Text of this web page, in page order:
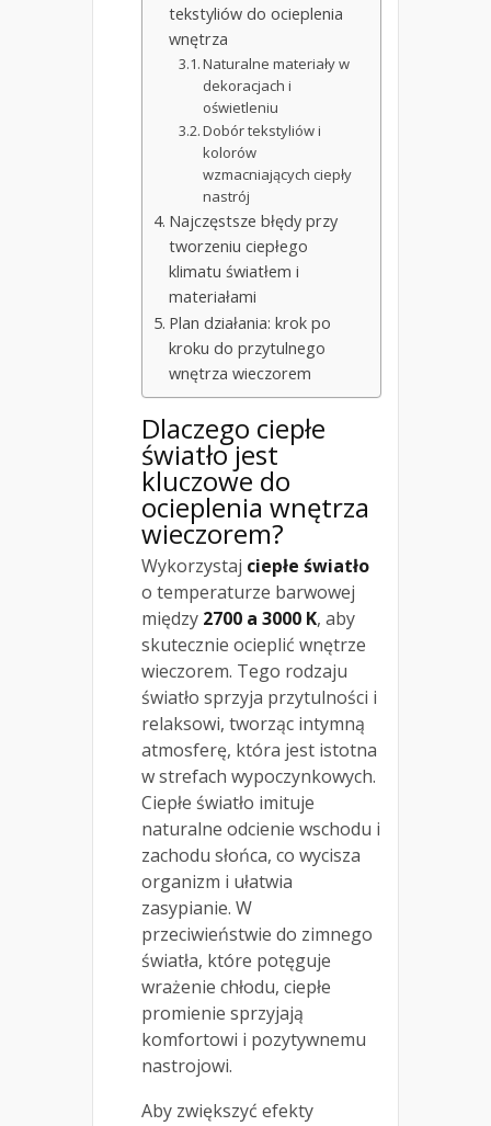
tekstyliów do ocieplenia
wnętrza
Naturalne materiały w
dekoracjach i
oświetleniu
Dobór tekstyliów i
kolorów
wzmacniających ciepły
nastrój
Najczęstsze błędy przy
tworzeniu ciepłego
klimatu światłem i
materiałami
Plan działania: krok po
kroku do przytulnego
wnętrza wieczorem
Dlaczego ciepłe
światło jest
kluczowe do
ocieplenia wnętrza
wieczorem?
Wykorzystaj ciepłe światło
o temperaturze barwowej
między 2700 a 3000 K, aby
skutecznie ocieplić wnętrze
wieczorem. Tego rodzaju
światło sprzyja przytulności i
relaksowi, tworząc intymną
atmosferę, która jest istotna
w strefach wypoczynkowych.
Ciepłe światło imituje
naturalne odcienie wschodu i
zachodu słońca, co wycisza
organizm i ułatwia
zasypianie. W
przeciwieństwie do zimnego
światła, które potęguje
wrażenie chłodu, ciepłe
promienie sprzyjają
komfortowi i pozytywnemu
nastrojowi.
Aby zwiększyć efekty